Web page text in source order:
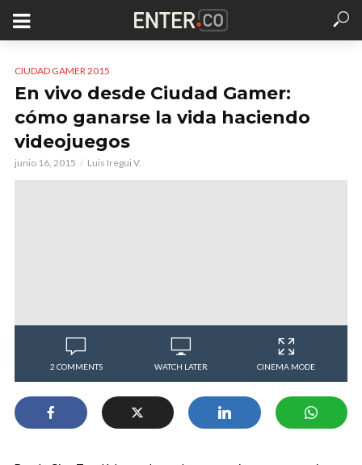
CIUDAD GAMER 2015
En vivo desde Ciudad Gamer:
cómo ganarse la vida haciendo
videojuegos
junio 16, 2015 Luis Iregui V.
2 COMMENTS WATCH LATER CINEMA MODE